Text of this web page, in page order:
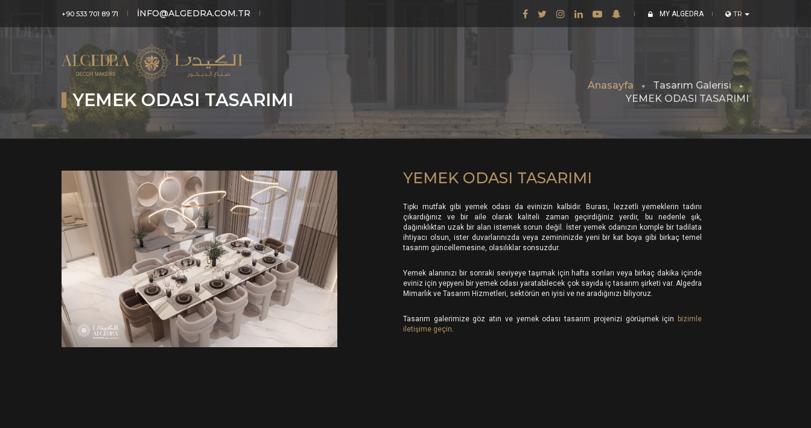
+90 533 701 89 71 INFO@ALGEDRA.COM.TR MY ALGEDRA TR
YEMEK ODASI TASARIMI
Anasayfa
Tasarım Galerisi
YEMEK ODASI TASARIMI
YEMEK ODASI TASARIMI
Tıpkı mutfak gibi yemek odası da evinizin kalbidir. Burası, lezzetli yemeklerin tadını
çıkardığınız ve bir aile olarak kaliteli zaman geçirdiğiniz yerdir, bu nedenle şık,
dağınıklıktan uzak bir alan istemek sorun değil. İster yemek odanızın komple bir tadilata
ihtiyacı olsun, ister duvarlarınızda veya zemininizde yeni bir kat boya gibi birkaç temel
tasarım güncellemesine, olasılıklar sonsuzdur.
Yemek alanınızı bir sonraki seviyeye taşımak için hafta sonları veya birkaç dakika içinde
eviniz için yepyeni bir yemek odası yaratabilecek çok sayıda iç tasarım şirketi var. Algedra
Mimarlık ve Tasarım Hizmetleri, sektörün en iyisi ve ne aradığınızı biliyoruz.
Tasarım galerimize göz atın ve yemek odası tasarım projenizi görüşmek için
bizimle
iletişime geçin.